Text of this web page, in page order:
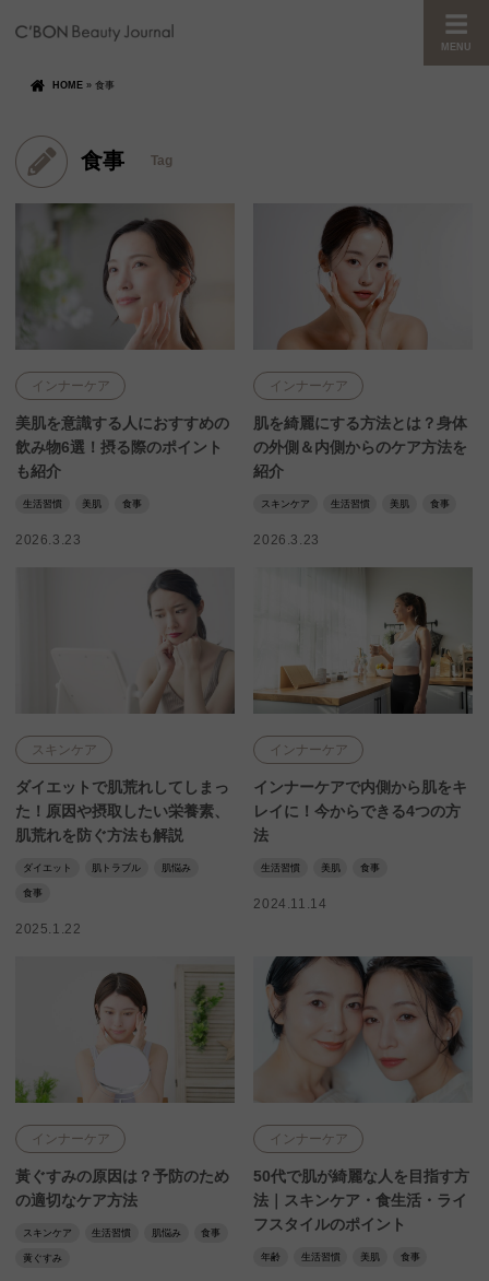
MENU
HOME » 食事
食事 Tag
インナーケア
美肌を意識する人におすすめの
飲み物6選！摂る際のポイント
も紹介
生活習慣 美肌 食事
2026.3.23
インナーケア
肌を綺麗にする方法とは？身体
の外側＆内側からのケア方法を
紹介
スキンケア 生活習慣 美肌 食事
2026.3.23
スキンケア
ダイエットで肌荒れしてしまっ
た！原因や摂取したい栄養素、
肌荒れを防ぐ方法も解説
ダイエット 肌トラブル 肌悩み
食事
2025.1.22
インナーケア
インナーケアで内側から肌をキ
レイに！今からできる4つの方
法
生活習慣 美肌 食事
2024.11.14
インナーケア
黃ぐすみの原因は？予防のため
の適切なケア方法
スキンケア 生活習慣 肌悩み 食事
黄ぐすみ
インナーケア
50代で肌が綺麗な人を目指す方
法｜スキンケア・食生活・ライ
フスタイルのポイント
年齢 生活習慣 美肌 食事